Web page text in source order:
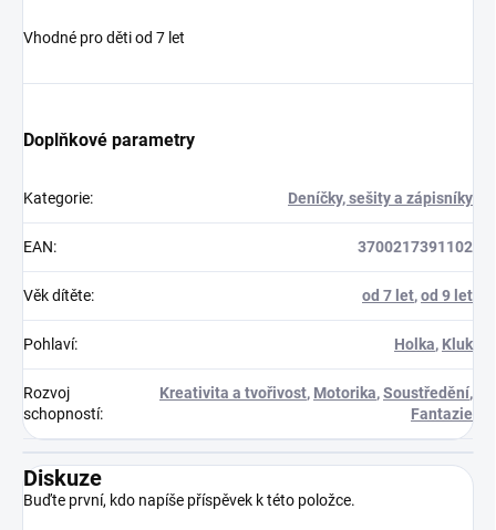
Vhodné pro děti od 7 let
Doplňkové parametry
Kategorie: Deníčky, sešity a zápisníky
EAN: 3700217391102
Věk dítěte: od 7 let,od 9 let
Pohlaví: Holka, Kluk
Rozvoj
schopností:
Kreativita a tvořivost, Motorika,Soustředění,
Fantazie
Diskuze
Buďte první, kdo napíše příspěvek k této položce.